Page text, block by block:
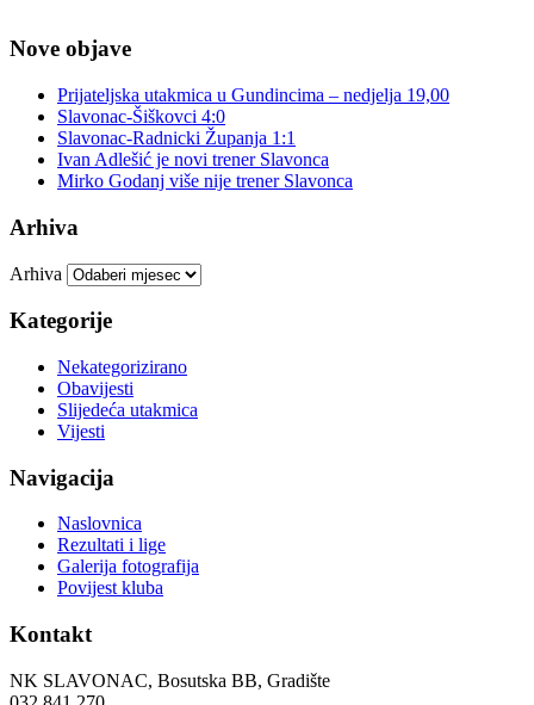
Nove objave
Prijateljska utakmica u Gundincima – nedjelja 19,00
Slavonac-Šiškovci 4:0
Slavonac-Radnicki Županja 1:1
Ivan Adlešić je novi trener Slavonca
Mirko Godanj više nije trener Slavonca
Arhiva
Arhiva
Kategorije
Nekategorizirano
Obavijesti
Slijedeća utakmica
Vijesti
Navigacija
Naslovnica
Rezultati i lige
Galerija fotografija
Povijest kluba
Kontakt
NK SLAVONAC, Bosutska BB, Gradište